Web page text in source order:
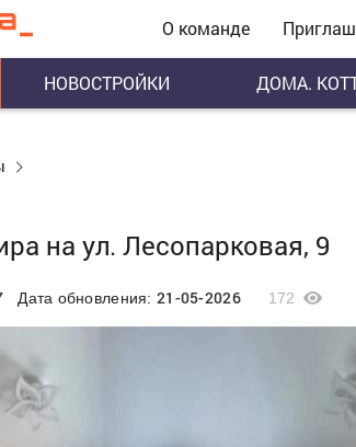
О команде
НОВОСТРОЙКИ ДОМА.
на ул. Лесопарковая, 9
Дата обновления: 21-05-2026 172